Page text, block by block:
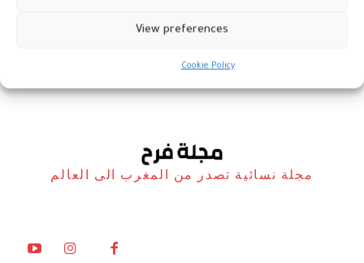
View preferences
Cookie Policy
مجلة نسائية تصدر من المغرب الى العالم